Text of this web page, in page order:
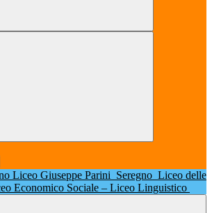
Liceo Giuseppe Parini Seregno Liceo delle
Economico Sociale – Liceo Linguistico